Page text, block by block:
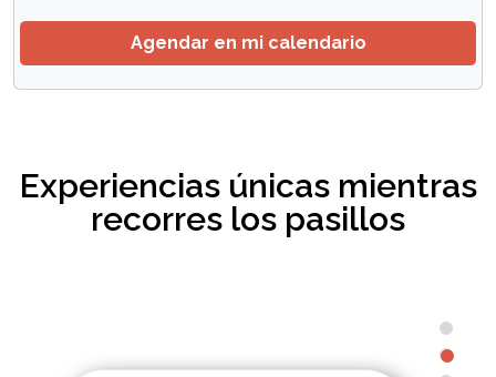
Agendar en mi calendario
Experiencias únicas mientras
recorres los pasillos